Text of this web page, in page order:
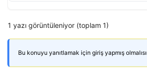
1 yazı görüntüleniyor (toplam 1)
Bu konuyu yanıtlamak için giriş yapmış